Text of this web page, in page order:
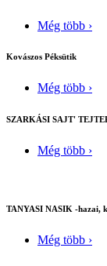
Még több ›
Kovászos Péksütik
Még több ›
SZARKÁSI SAJT'
Még több ›
TANYASI NASIK -hazai,
Még több ›